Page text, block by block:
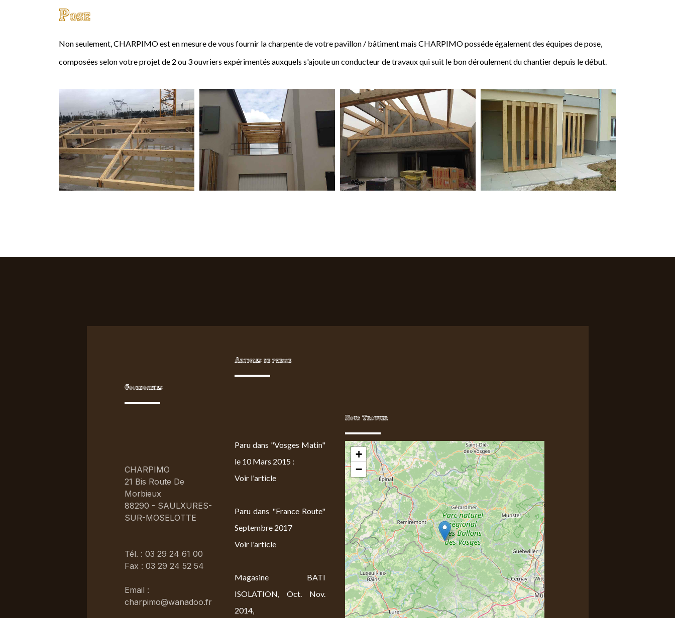
Pose
Non seulement, CHARPIMO est en mesure de vous fournir la charpente de votre pavillon / bâtiment mais CHARPIMO posséde également des équipes de pose,
composées selon votre projet de 2 ou 3 ouvriers expérimentés auxquels s'ajoute un conducteur de travaux qui suit le bon déroulement du chantier depuis le début.
Coordonnées
CHARPIMO
21 Bis Route De
Morbieux
88290 - SAULXURES-
SUR-MOSELOTTE
Tél. : 03 29 24 61 00
Fax : 03 29 24 52 54
Email :
charpimo@wanadoo.fr
Articles de presse
Paru dans "Vosges Matin"
le 10 Mars 2015 :
Voir l'article
Paru dans "France Route"
Septembre 2017
Voir l'article
Magasine BATI
ISOLATION, Oct. Nov.
2014,
Nous Trouver
+
−